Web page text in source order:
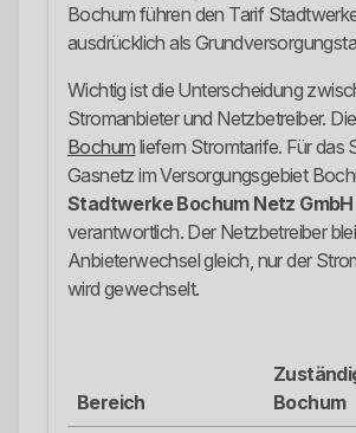
Bochum führen den Tarif
ausdrücklich als
Wichtig ist die Unterscheidung
Stromanbieter und Netzbetreiber. Die
Bochum liefern Stromtarife. Für das
Gasnetz im Versorgungsgebiet
Stadtwerke Bochum Netz GmbH
verantwortlich. Der Netzbetreiber
Anbieterwechsel gleich, nur der
wird gewechselt.
Bereich
Bochum